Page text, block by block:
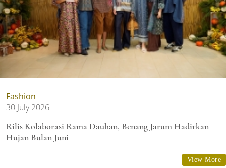
Fashion
30 July 2026
Rilis Kolaborasi Rama Dauhan, Benang Jarum Hadirkan
Hujan Bulan Juni
View More